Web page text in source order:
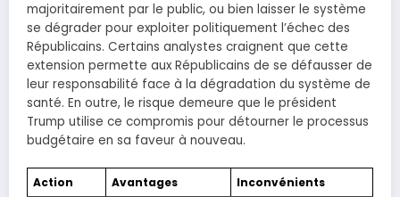
majoritairement par le public, ou bien laisser le système
se dégrader pour exploiter politiquement l’échec des
Républicains. Certains analystes craignent que cette
extension permette aux Républicains de se défausser de
leur responsabilité face à la dégradation du système de
santé. En outre, le risque demeure que le président
Trump utilise ce compromis pour détourner le processus
budgétaire en sa faveur à nouveau.
Action Avantages Inconvénients